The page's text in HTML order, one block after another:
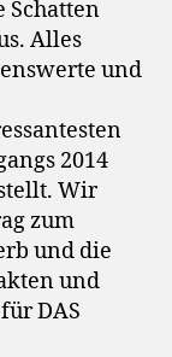
Schatten
Alles
und
2014
Wir
zum
und die
und
DAS